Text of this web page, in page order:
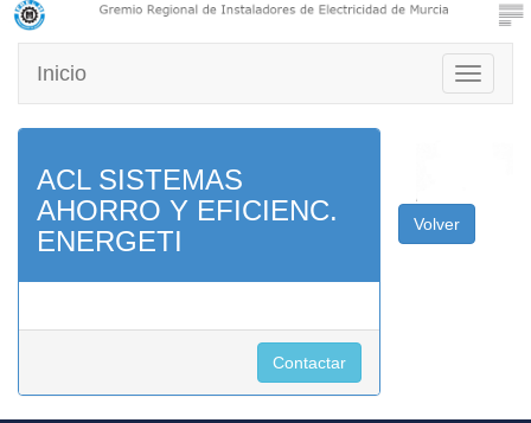
Toggle
Inicio
ACL SISTEMAS
AHORRO Y EFICIENC.
ENERGETI
Contactar
Volver